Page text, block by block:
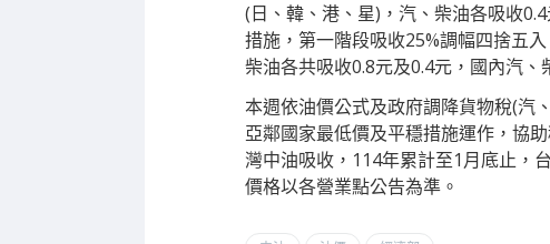
(日、韓、港、星)，汽、柴油各吸收
措施，第一階段吸收25%調幅四捨五
柴油各共吸收0.8元及0.4元，國內汽、
本週依油價公式及政府調降貨物稅(汽
亞鄰國家最低價及平穩措施運作，協
灣中油吸收，114年累計至1月底止，
價格以各營業點公告為準。